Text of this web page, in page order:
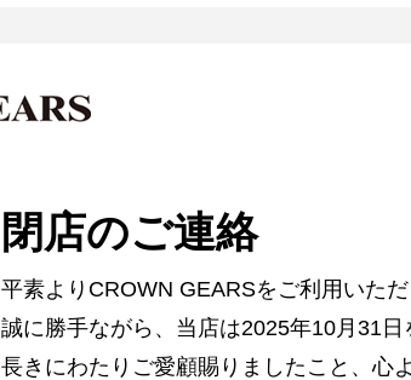
閉店のご連絡
平素よりCROWN GEARSをご利用いた
誠に勝手ながら、当店は2025年10月31日
長きにわたりご愛顧賜りましたこと、心